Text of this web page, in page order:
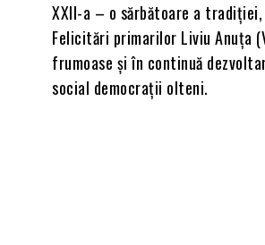
XXII-a – o sărbătoare a
Felicitări primarilor Liviu Anuța
frumoase și în continuă
social democrații olteni.